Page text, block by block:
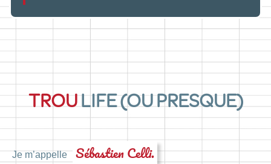
TROULIFE (OU PRESQUE)
Je m’appelle Sébastien Celli.